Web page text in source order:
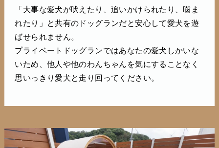
「大事な愛犬が吠えたり、追いかけられたり、噛ま
れたり」と共有のドッグランだと安心して愛犬を遊
ばせられません。
プライベートドッグランではあなたの愛犬しかいな
いため、他人や他のわんちゃんを気にすることなく
思いっきり愛犬と走り回ってください。